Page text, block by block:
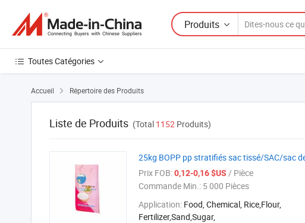
Produits
Toutes Catégories
Accueil  Répertoire des Produits
Liste de Produits (Total 1152 Produits)
25kg BOPP pp stratifiés sac tissé/SAC/sac
Prix FOB:0,12-0,16 $US / Pièce
Commande Min.: 5 000 Pièces
Application: Food, Chemical, Rice,Flour,
Fertilizer,Sand,Sugar,